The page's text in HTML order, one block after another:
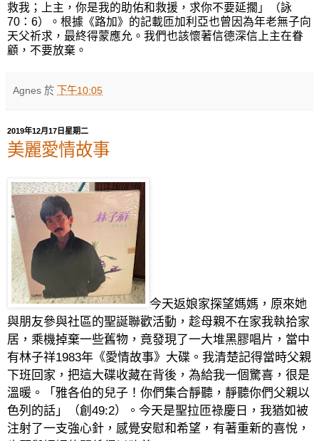
救我；上主，你是我的助佑和救援，求你不要延擱」（詠
70 ： 6）。根據《路加》的記載匝加利亞也曾因為年老無子向
天父祈求，最終得蒙應允。我們也該懷著信德深信上主在眷
顧，不要放棄。
Agnes 於 下午10:05
2019年12月17日星期二
美麗愛情故事
今天返娘家探望媽媽，原來她
與朋友參與社區的聖誕聯歡活動，趁母親不在家我執拾家
居，乘機掉棄一些舊物，竟發現了一大堆黑膠唱片，當中
有林子祥1983年《愛情故事》大碟。我清楚記得當時父親
下班回家，把這大碟收藏在背後，為給我一個驚喜，很是
溫暖。「 雅各伯的兒子！你們集合靜聽，靜聽你們父親以
色列的話」（創 49:2）。今天是聖拉匝祿慶日，我猶如被
注射了一支強心針，感覺安慰和希望，有著重新的喜悅，